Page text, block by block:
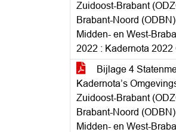
Zuidoost-Brabant
Brabant-Noord
Midden- en West-
2022 : Kadernota 2022
Bijlage 4
Kadernota’s
Zuidoost-Brabant
Brabant-Noord
Midden- en West-